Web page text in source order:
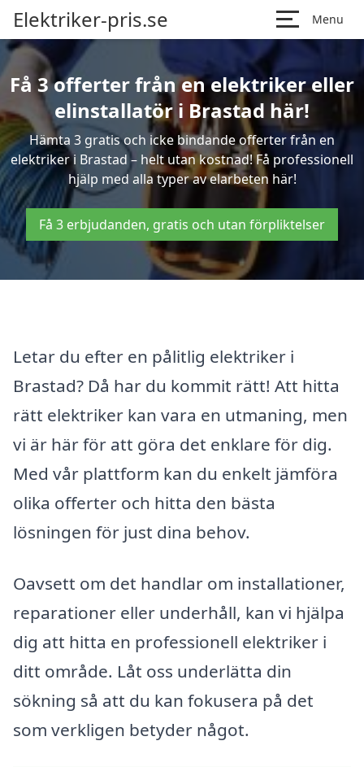
Elektriker-pris.se Menu
Få 3 offerter från en elektriker eller
elinstallatör i Brastad här!
Hämta 3 gratis och icke bindande offerter från en
elektriker i Brastad – helt utan kostnad! Få professionell
hjälp med alla typer av elarbeten här!
Få 3 erbjudanden, gratis och utan förpliktelser
Letar du efter en pålitlig elektriker i
Brastad? Då har du kommit rätt! Att hitta
rätt elektriker kan vara en utmaning, men
vi är här för att göra det enklare för dig.
Med vår plattform kan du enkelt jämföra
olika offerter och hitta den bästa
lösningen för just dina behov.
Oavsett om det handlar om installationer,
reparationer eller underhåll, kan vi hjälpa
dig att hitta en professionell elektriker i
ditt område. Låt oss underlätta din
sökning så att du kan fokusera på det
som verkligen betyder något.